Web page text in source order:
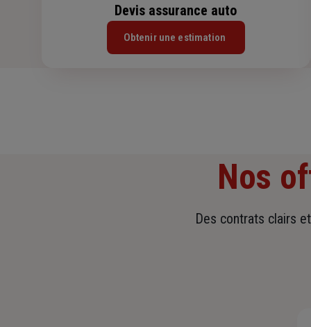
Devis assurance auto
Obtenir une estimation
Nos
Des contrats clairs